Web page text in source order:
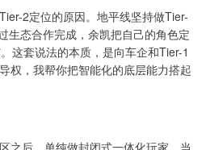
2定位的原因。地平线坚持做Tier-
生态合作完成，余凯把自己的角色定
。这套说法的本质，是向车企和Tier-1
权，我帮你把智能化的底层能力搭起
之后，单纯做封闭式一体化玩家，当